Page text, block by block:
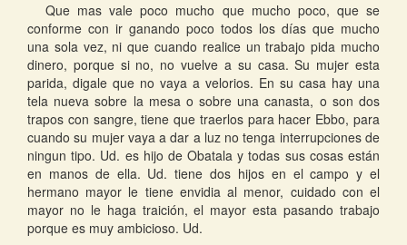
Que mas vale poco mucho que mucho poco, que se
conforme con ir ganando poco todos los días que mucho
una sola vez, ni que cuando realice un trabajo pida mucho
dinero, porque si no, no vuelve a su casa. Su mujer esta
parida, digale que no vaya a velorios. En su casa hay una
tela nueva sobre la mesa o sobre una canasta, o son dos
trapos con sangre, tiene que traerlos para hacer Ebbo, para
cuando su mujer vaya a dar a luz no tenga interrupciones de
ningun tipo. Ud. es hijo de Obatala y todas sus cosas están
en manos de ella. Ud. tiene dos hijos en el campo y el
hermano mayor le tiene envidia al menor, cuidado con el
mayor no le haga traición, el mayor esta pasando trabajo
porque es muy ambicioso. Ud.